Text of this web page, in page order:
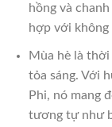
hồng và
hợp với không
Mùa hè là
tỏa sáng. Với
Phi, nó mang
tương tự như